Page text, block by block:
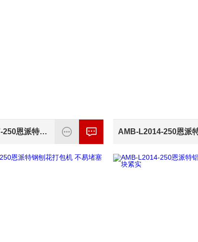
AMB-L2017-250恩派特钼屑压块机 料斗式液压压缩